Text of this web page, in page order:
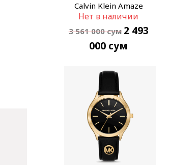
Calvin Klein Amaze
K5D2S121
Нет в наличии
3 561 000сум 2 493
000 сум